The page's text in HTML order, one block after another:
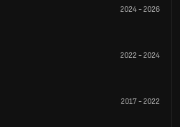
2024-2026
2022-2024
2017-2022